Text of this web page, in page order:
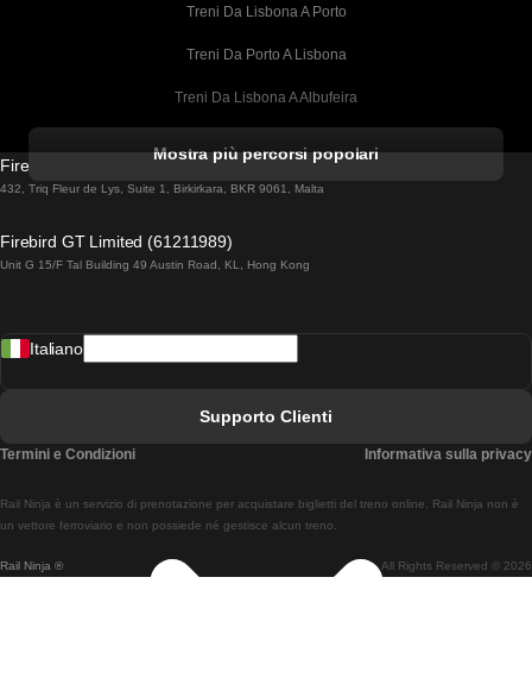
Treni Da Lisbona A Porto
Treni Da Porto A Lisbona
Treni Da Lisbona A Albufeira
Treni Da Lisbona A Lagos
Treni Da Lisbona A Madrid
Treni Da Lisbon A Braga
Treni Da Braga A Lisbona
Mostra più percorsi popolari
Firebird GT Limited (OC 1451)
432, Triq Fleur de Lys, Suite 1, Birkirkara, BKR 9061, Malta
Firebird GT Limited (61211989)
Unit G 15/F Tal Building 49 Austin Road, KL, Hong Kong
Rail Ninja ® All Rights Reserved © 2026
Rail Ninja è un servizio di prenotazione per acquistare biglietti del treno online. Rail Ninja non è
un vettore ferroviario e non possiede né gestisce alcun treno.
Italiano
Supporto Clienti
Termini e Condizioni Informativa sulla privacy